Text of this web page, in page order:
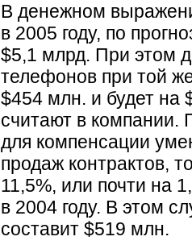
В денежном
в 2005 году, по
$5,1 млрд. При этом
телефонов при той
$454 млн. и будет на
считают в компании.
для компенсации
продаж контрактов,
11,5%, или почти на
в 2004 году. В этом
составит $519 млн.